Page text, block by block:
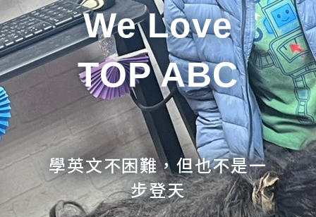
We Love
TOP ABC
學英文不困難，但也不是一
步登天